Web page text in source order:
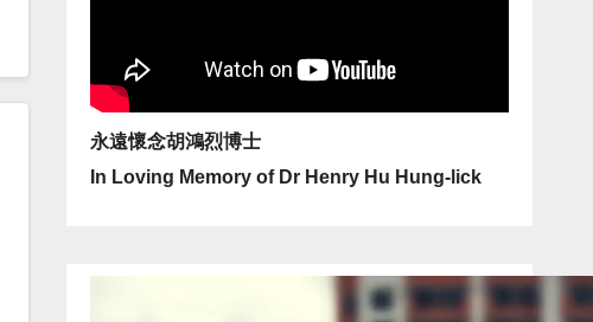
永遠懷念胡鴻烈博士
In Loving Memory of Dr Henry Hu Hung-lick